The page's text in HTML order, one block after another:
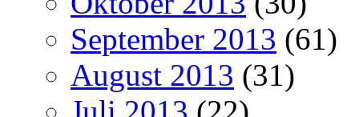
September 2013 (61)
August 2013 (31)